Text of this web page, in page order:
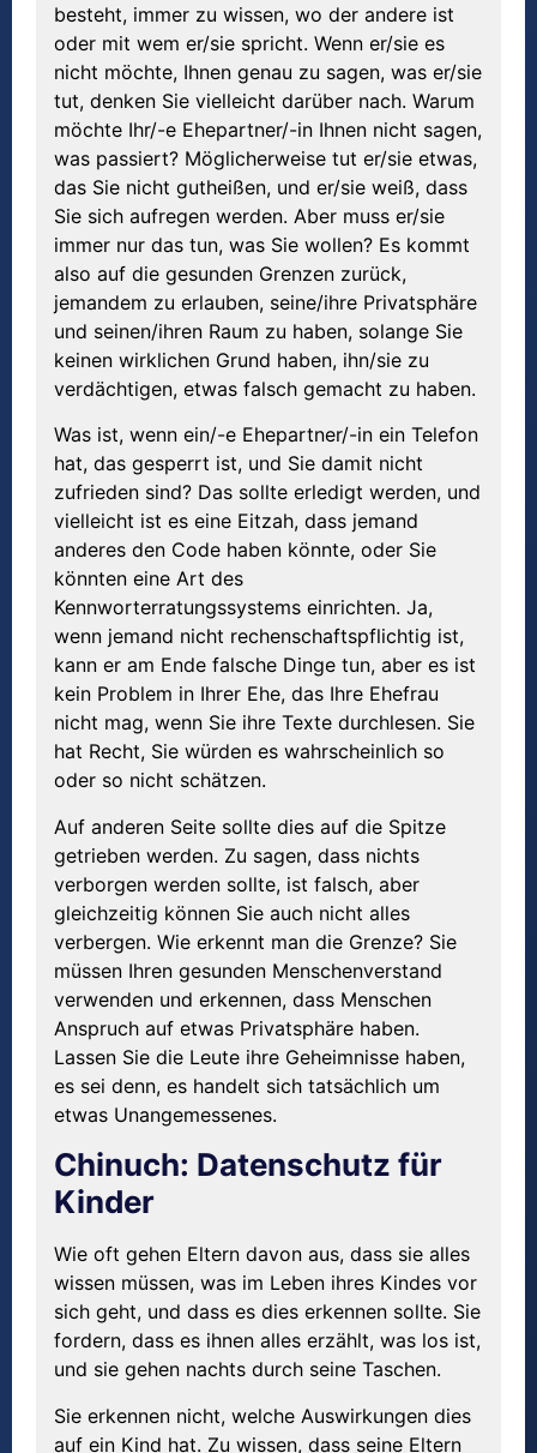
besteht, immer zu wissen, wo der andere ist
oder mit wem er/sie spricht. Wenn er/sie es
nicht möchte, Ihnen genau zu sagen, was er/sie
tut, denken Sie vielleicht darüber nach. Warum
möchte Ihr/-e Ehepartner/-in Ihnen nicht sagen,
was passiert? Möglicherweise tut er/sie etwas,
das Sie nicht gutheißen, und er/sie weiß, dass
Sie sich aufregen werden. Aber muss er/sie
immer nur das tun, was Sie wollen? Es kommt
also auf die gesunden Grenzen zurück,
jemandem zu erlauben, seine/ihre Privatsphäre
und seinen/ihren Raum zu haben, solange Sie
keinen wirklichen Grund haben, ihn/sie zu
verdächtigen, etwas falsch gemacht zu haben.
Was ist, wenn ein/-e Ehepartner/-in ein Telefon
hat, das gesperrt ist, und Sie damit nicht
zufrieden sind? Das sollte erledigt werden, und
vielleicht ist es eine Eitzah, dass jemand
anderes den Code haben könnte, oder Sie
könnten eine Art des
Kennworterratungssystems einrichten. Ja,
wenn jemand nicht rechenschaftspflichtig ist,
kann er am Ende falsche Dinge tun, aber es ist
kein Problem in Ihrer Ehe, das Ihre Ehefrau
nicht mag, wenn Sie ihre Texte durchlesen. Sie
hat Recht, Sie würden es wahrscheinlich so
oder so nicht schätzen.
Auf anderen Seite sollte dies auf die Spitze
getrieben werden. Zu sagen, dass nichts
verborgen werden sollte, ist falsch, aber
gleichzeitig können Sie auch nicht alles
verbergen. Wie erkennt man die Grenze? Sie
müssen Ihren gesunden Menschenverstand
verwenden und erkennen, dass Menschen
Anspruch auf etwas Privatsphäre haben.
Lassen Sie die Leute ihre Geheimnisse haben,
es sei denn, es handelt sich tatsächlich um
etwas Unangemessenes.
Chinuch: Datenschutz für
Kinder
Wie oft gehen Eltern davon aus, dass sie alles
wissen müssen, was im Leben ihres Kindes vor
sich geht, und dass es dies erkennen sollte. Sie
fordern, dass es ihnen alles erzählt, was los ist,
und sie gehen nachts durch seine Taschen.
Sie erkennen nicht, welche Auswirkungen dies
auf ein Kind hat. Zu wissen, dass seine Eltern